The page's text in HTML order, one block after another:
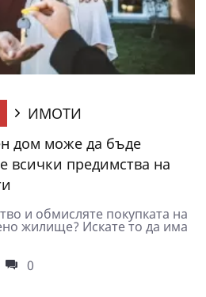
ИМОТИ
дом може да бъде
всички предимства на
и обмисляте покупката на
жилище? Искате то да има
0